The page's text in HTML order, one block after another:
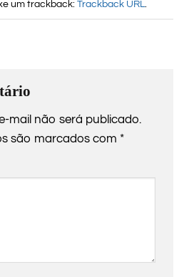
um trackback: Trackback URL.
mail não será publicado.
são marcados com *